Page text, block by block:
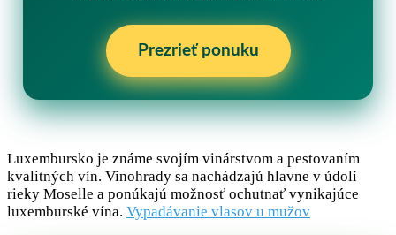
Prezrieť ponuku
Luxembursko je známe svojím vinárstvom a pestovaním
kvalitných vín. Vinohrady sa nachádzajú hlavne v údolí
rieky Moselle a ponúkajú možnosť ochutnať vynikajúce
luxemburské vína. Vypadávanie vlasov u mužov